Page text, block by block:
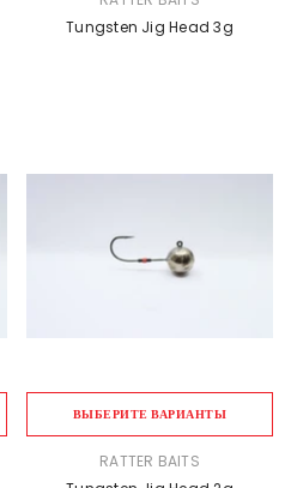
Tungsten Jig Head 3g
ВЫБЕРИТЕ ВАРИАНТЫ
ПРОДАВЕЦ:RATTER BAITS